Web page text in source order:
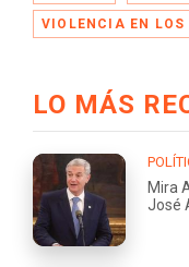
VIOLENCIA EN LOS
LO MÁS
Mira
José